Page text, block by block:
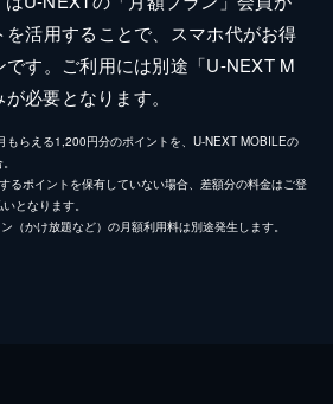
活用することで、スマホ代がお得
す。ご利用には別途「U-NEXT M
必要となります。
もらえる1,200円分のポイントを、U-NEXT MOBILEの
るポイントを保有していない場合、差額分の料金はご登
となります。
（かけ放題など）の月額利用料は別途発生します。